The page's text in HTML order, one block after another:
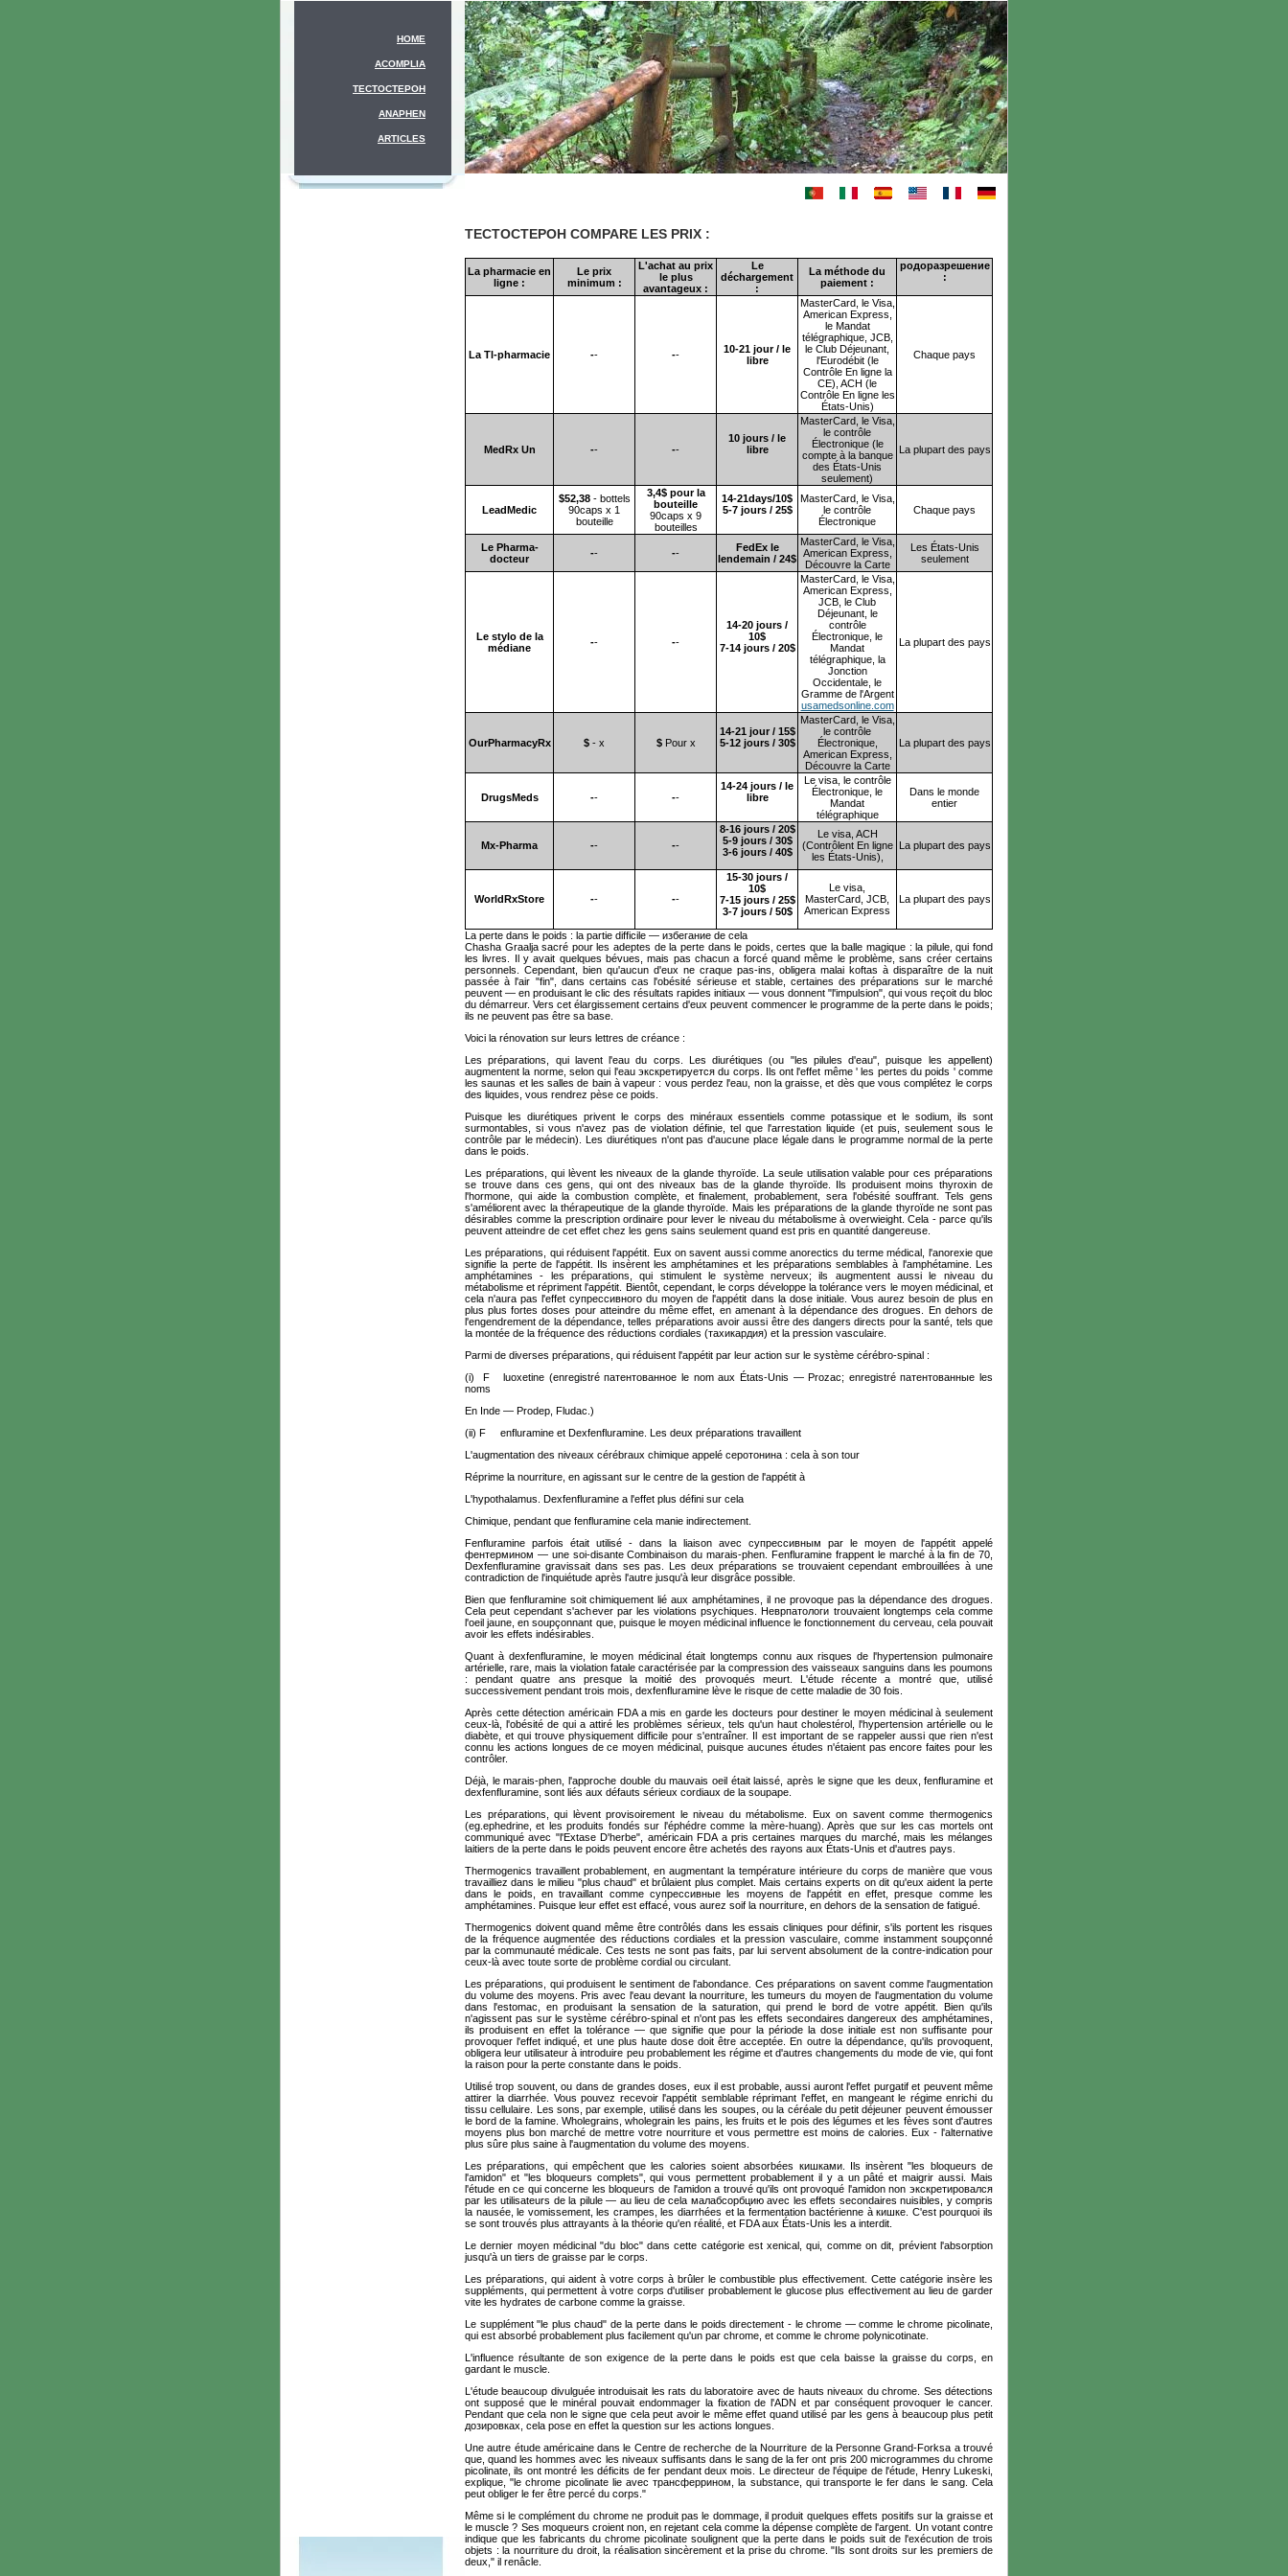
HOME
ACOMPLIA
ТЕСТОСТЕРОН
ANAPHEN
ARTICLES
ТЕСТОСТЕРОН COMPARE LES PRIX :
La pharmacie en
ligne :
Le prix
minimum :
L'achat au prix
le plus
avantageux :
Le
déchargement
:
La méthode du
paiement :
родоразрешение
:
La Tl-pharmacie -- --
10-21 jour / le
libre
MasterCard, le Visa,
American Express,
le Mandat
télégraphique, JCB,
le Club Déjeunant,
l'Eurodébit (le
Contrôle En ligne la
CE), ACH (le
Contrôle En ligne les
États-Unis)
Chaque pays
MedRxUn -- --
10 jours / le
libre
MasterCard, le Visa,
le contrôle
Électronique (le
compte à la banque
des États-Unis
seulement)
La plupart des pays
LeadMedic
$52,38- bottels
90caps x 1
bouteille
3,4$ pour la
bouteille
90caps x 9
bouteilles
14-21days/10$
5-7 jours / 25$
MasterCard, le Visa,
le contrôle
Électronique
Chaque pays
Le Pharma-
docteur
-- --
FedEx le
lendemain / 24$
MasterCard, le Visa,
American Express,
Découvre la Carte
Les États-Unis
seulement
Le stylo de la
médiane
-- --
14-20 jours /
10$
7-14 jours / 20$
MasterCard, le Visa,
American Express,
JCB , le Club
Déjeunant, le
contrôle
Électronique, le
Mandat
télégraphique, la
Jonction
Occidentale, le
Gramme de l'Argent
usamedsonline.com
La plupart des pays
OurPharmacyRx $ - x $Pour x
14-21 jour / 15$
5-12 jours / 30$
MasterCard, le Visa,
le contrôle
Électronique,
American Express,
Découvre la Carte
La plupart des pays
DrugsMeds -- --
14-24 jours / le
libre
Le visa, le contrôle
Électronique, le
Mandat
télégraphique
Dans le monde
entier
Mx-Pharma -- --
8-16 jours / 20$
5-9 jours / 30$
3-6 jours / 40$
Le visa, ACH
(Contrôlent En ligne
les États-Unis),
La plupart des pays
WorldRxStore -- --
15-30 jours /
10$
7-15 jours / 25$
3-7 jours / 50$
Le visa,
MasterCard, JCB
American Express
La plupart des pays
La perte dans le poids : la partie difficile — избегание de cela
Chasha Graaljasacré pour les adeptes de la perte dans le poids, certes que la balle magique : la pilule, qui fond
les livres. Il y avait quelques bévues, mais pas chacun a forcé quand même le problème, sans créer certains
personnels. Cependant, bien qu'aucun d'eux ne craque pas-ins, obligera malai koftas à disparaître de la nuit
passée à l'air "fin", dans certains cas l'obésité sérieuse et stable, certaines des préparations sur le marché
peuvent — en produisant le clic des résultats rapides initiaux — vous donnent "l'impulsion", qui vous reçoit du bloc
du démarreur. Vers cet élargissement certains d'eux peuvent commencer le programme de la perte dans le poids;
ils ne peuvent pas être sa base.
Voici la rénovation sur leurs lettres de créance :
Les préparations, qui lavent l'eau du corps. Les diurétiques (ou "les pilules d'eau", puisque les appellent)
augmentent la norme, selon qui l'eau экскретируется du corps. Ils ont l'effet même ' les pertes du poids ' comme
les saunas et les salles de bain à vapeur : vous perdez l'eau, non la graisse, et dès que vous complétez le corps
des liquides, vous rendrez pèse ce poids.
Puisque les diurétiques privent le corps des minéraux essentiels comme potassique et le sodium, ils sont
surmontables, si vous n'avez pas de violation définie, tel que l'arrestation liquide (et puis, seulement sous le
contrôle par le médecin). Les diurétiques n'ont pas d'aucune place légale dans le programme normal de la perte
dans le poids.
Les préparations, qui lèvent les niveaux de la glande thyroïde. La seule utilisation valable pour ces préparations
se trouve dans ces gens, qui ont des niveaux bas de la glande thyroïde. Ils produisent moins thyroxin de
l'hormone, qui aide la combustion complète, et finalement, probablement, sera l'obésité souffrant. Tels gens
s'améliorent avec la thérapeutique de la glande thyroïde. Mais les préparations de la glande thyroïde ne sont pas
désirables comme la prescription ordinaire pour lever le niveau du métabolisme à overwieight. Cela - parce qu'ils
peuvent atteindre de cet effet chez les gens sains seulement quand est pris en quantité dangereuse.
Les préparations, qui réduisent l'appétit. Eux on savent aussi commeanorectics duterme médical, l'anorexie que
signifie la perte de l'appétit. Ils insèrent les amphétamines et les préparations semblables à l'amphétamine. Les
amphétamines - les préparations, qui stimulent le système nerveux; ils augmentent aussi le niveau du
métabolisme et répriment l'appétit. Bientôt, cependant, le corps développe la tolérance vers le moyen médicinal, et
cela n'aura pas l'effetсупрессивного du moyen de l'appétit dans la dose initiale. Vous aurez besoin de plus en
plus plus fortes doses pour atteindre du même effet, en amenant à la dépendance des drogues. En dehors de
l'engendrement de la dépendance, telles préparations avoir aussi être des dangers directs pour la santé, tels que
la montée de la fréquence des réductions cordiales (тахикардия) et la pression vasculaire.
Parmi de diverses préparations, qui réduisent l'appétit par leur action sur le système cérébro-spinal :
(i) Fluoxetine (enregistréпатентованное le nom aux États-Unis —Prozac; enregistréпатентованные les
noms
En Inde — Prodep Fludac .)
(ii) F enfluramine et Dexfenfluramine . Les deux préparations travaillent
L'augmentation des niveaux cérébraux chimique appelé серотонина : cela à son tour
Réprime la nourriture, en agissant sur le centre de la gestion de l'appétit à
L'hypothalamus. Dexfenfluramine a l'effet plus défini sur cela
Chimique, pendant que fenfluramine cela manie indirectement.
Fenfluramine parfois était utilisé - dans la liaison avec супрессивным par le moyen de l'appétit appelé
фентермином — une soi-disante Combinaison du marais-phen.Fenfluramine frappent le marché à la fin de 70,
Dexfenfluramine gravissait dans ses pas. Les deux préparations se trouvaient cependant embrouillées à une
contradiction de l'inquiétude après l'autre jusqu'à leur disgrâce possible.
Bien que fenfluraminesoit chimiquement lié aux amphétamines, il ne provoque pas la dépendance des drogues.
Cela peut cependant s'achever par les violations psychiques.Неврпатологи trouvaient longtemps cela comme
l'oeil jaune, en soupçonnant que, puisque le moyen médicinal influence le fonctionnement du cerveau, cela pouvait
avoir les effets indésirables.
Quant à dexfenfluramine, le moyen médicinal était longtemps connu aux risques de l'hypertension pulmonaire
artérielle, rare, mais la violation fatale caractérisée par la compression des vaisseaux sanguins dans les poumons
: pendant quatre ans presque la moitié des provoqués meurt. L'étude récente a montré que, utilisé
successivement pendant trois mois, dexfenfluramine lève le risque de cette maladie de 30 fois.
Après cette détection américain FDA a mis en garde les docteurs pour destiner le moyen médicinal à seulement
ceux-là, l'obésité de qui a attiré les problèmes sérieux, tels qu'un haut cholestérol, l'hypertension artérielle ou le
diabète, et qui trouve physiquement difficile pour s'entraîner. Il est important de se rappeler aussi que rien n'est
connu les actions longues de ce moyen médicinal, puisque aucunes études n'étaient pas encore faites pour les
contrôler.
Déjà, le marais-phen, l'approche double du mauvais oeil était laissé, après le signe que les deux,fenfluramine et
dexfenfluramine , sont liés aux défauts sérieux cordiaux de la soupape.
Les préparations, qui lèvent provisoirement le niveau du métabolisme. Eux on savent comme thermogenics
(eg.ephedrine , et les produits fondés sur l'éphédre comme la mère-huang). Après que sur les cas mortels ont
communiqué avec "l'Extase D'herbe", américainFDAa pris certaines marques du marché, mais les mélanges
laitiers de la perte dans le poids peuvent encore être achetés des rayons aux États-Unis et d'autres pays.
Thermogenics travaillent probablement, en augmentant la température intérieure du corps de manière que vous
travailliez dans le milieu "plus chaud" et brûlaient plus complet. Mais certains experts on dit qu'eux aident la perte
dans le poids, en travaillant comme супрессивные les
moyens de l'appétit en effet, presque comme les
amphétamines. Puisque leur effet est effacé, vous aurez soif la nourriture, en dehors de la sensation de fatigué.
Thermogenics doivent quand même être contrôlés dans les essais cliniques pour définir, s'ils portent les risques
de la fréquence augmentée des réductions cordiales et la pression vasculaire, comme instamment soupçonné
par la communauté médicale. Ces tests ne sont pas faits, par lui servent absolument de la contre-indication pour
ceux-là avec toute sorte de problème cordial ou circulant.
Les préparations, qui produisent le sentiment de l'abondance. Ces préparations on savent comme l'augmentation
du volume des moyens. Pris avec l'eau devant la nourriture, les tumeurs du moyen de l'augmentation du volume
dans l'estomac, en produisant la sensation de la saturation, qui prend le bord de votre appétit. Bien qu'ils
n'agissent pas sur le système cérébro-spinal et n'ont pas les effets secondaires dangereux des amphétamines,
ils produisent en effet la tolérance — que signifie que pour la période la dose initiale est non suffisante pour
provoquer l'effet indiqué, et une plus haute dose doit être acceptée. En outre la dépendance, qu'ils provoquent,
obligera leur utilisateur à introduire peu probablement les régime et d'autres changements du mode de vie, qui font
la raison pour la perte constante dans le poids.
Utilisé trop souvent, ou dans de grandes doses, eux il est probable, aussi auront l'effet purgatif et peuvent même
attirer la diarrhée. Vous pouvez recevoir l'appétit semblable réprimant l'effet, en mangeant le régime enrichi du
tissu cellulaire. Les sons, par exemple, utilisé dans les soupes, ou la céréale du petit déjeuner peuvent émousser
le bord de la famine. Wholegrains ,wholegrain les pains, les fruits et le pois des légumes et les fèves sont d'autres
moyens plus bon marché de mettre votre nourriture et vous permettre est moins de calories. Eux - l'alternative
plus sûre plus saine à l'augmentation du volume des moyens.
Les préparations, qui empêchent que les calories soient absorbées кишками. Ils insèrent "les bloqueurs de
l'amidon" et "les bloqueurs complets", qui vous permettent probablement il y a un pâté et maigrir aussi. Mais
l'étude en ce qui concerne les bloqueurs de l'amidon a trouvé qu'ils ont provoqué l'amidon non экскретировался
par les utilisateurs de la pilule — au lieu de cela малабсорбциюavec les effets secondaires nuisibles, y compris
la nausée, le vomissement, les crampes, les diarrhées et la fermentation bactérienne àкишке . C'est pourquoi ils
se sont trouvés plus attrayants à la théorie qu'en réalité, et FDA aux États-Unis les a interdit.
Le dernier moyen médicinal "du bloc" dans cette catégorie estxenical , qui, comme on dit, prévient l'absorption
jusqu'à un tiers de graisse par le corps.
Les préparations, qui aident à votre corps à brûler le combustible plus effectivement. Cette catégorie insère les
suppléments, qui permettent à votre corps d'utiliser probablement le glucose plus effectivement au lieu de garder
vite les hydrates de carbone comme la graisse.
Le supplément "le plus chaud" de la perte dans le poids directement - le chrome — comme le chrome picolinate
qui est absorbé probablement plus facilement qu'un par chrome, et comme le chrome polynicotinate
L'influence résultante de son exigence de la perte dans le poids est que cela baisse la graisse du corps, en
gardant le muscle.
L'étude beaucoup divulguée introduisait les rats du laboratoire avec de hauts niveaux du chrome. Ses détections
ont supposé que le minéral pouvait endommager la fixation de l'ADN et par conséquent provoquer le cancer.
Pendant que cela non le signe que cela peut avoir le même effet quand utilisé par les gens à beaucoup plus petit
дозировках , cela pose en effet la question sur les actions longues.
Une autre étude américaine dans le Centre de recherche de la Nourriture de la Personne Grand-Forksa a trouvé
que, quand les hommes avec les niveaux suffisants dans le sang de la fer ont pris 200 microgrammes du chrome
picolinate , ils ont montré les déficits de fer pendant deux mois. Le directeur de l'équipe de l'étude, Henry Lukeski,
explique, "le chrome picolinatelie avecтрансферрином , la substance, qui transporte le fer dans le sang. Cela
peut obliger le fer être percé du corps."
Même si le complément du chrome ne produit pas le dommage, il produit quelques effets positifs sur la graisse et
le muscle ? Ses moqueurs croient non, en rejetant cela comme la dépense complète de l'argent. Un votant contre
indique que les fabricants du chrome picolinate soulignent que la perte dans le poids suit de l'exécution de trois
objets : la nourriture du droit, la réalisation sincèrement et la prise du chrome. "Ils sont droits sur les premiers de
deux," il renâcle.